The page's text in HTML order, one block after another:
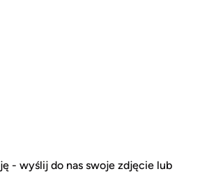
- wyślij do nas swoje zdjęcie lub